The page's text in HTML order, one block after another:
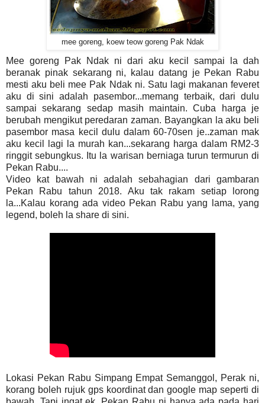
mee goreng, koew teow goreng Pak Ndak
Mee goreng Pak Ndak ni dari aku kecil sampai la dah
beranak pinak sekarang ni, kalau datang je Pekan Rabu
mesti aku beli mee Pak Ndak ni. Satu lagi makanan feveret
aku di sini adalah pasembor...memang terbaik, dari dulu
sampai sekarang sedap masih maintain. Cuba harga je
berubah mengikut peredaran zaman. Bayangkan la aku beli
pasembor masa kecil dulu dalam 60-70sen je..zaman mak
aku kecil lagi la murah kan...sekarang harga dalam RM2-3
ringgit sebungkus. Itu la warisan berniaga turun termurun di
Pekan Rabu....
Video kat bawah ni adalah sebahagian dari gambaran
Pekan Rabu tahun 2018. Aku tak rakam setiap lorong
la...Kalau korang ada video Pekan Rabu yang lama, yang
legend, boleh la share di sini.
Lokasi Pekan Rabu Simpang Empat Semanggol, Perak ni,
korang boleh rujuk gps koordinat dan google map seperti di